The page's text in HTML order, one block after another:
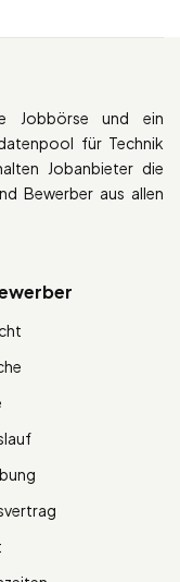
Jobbörse und ein
für Technik
Jobanbieter die
Bewerber aus allen